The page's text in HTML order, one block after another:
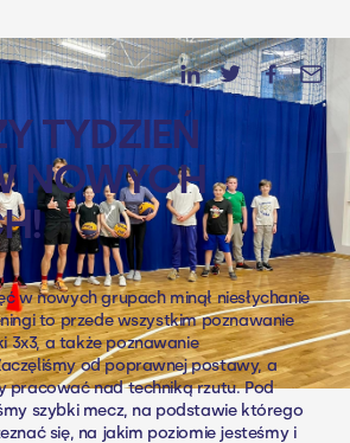
TYDZIEŃ
NOWYCH
w nowych grupach minął niesłychanie
to przede wszystkim poznawanie
3x3, a także poznawanie
od poprawnej postawy, a
pracować nad techniką rzutu. Pod
szybki mecz, na podstawie którego
się, na jakim poziomie jesteśmy i